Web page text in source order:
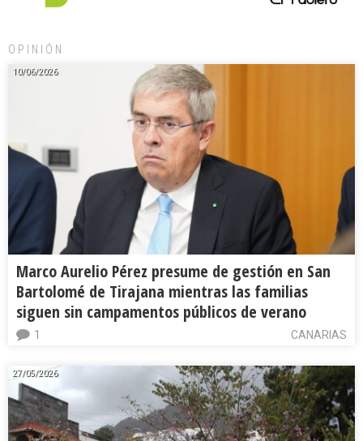
OPINIÓN
10/06/2026
Marco Aurelio Pérez presume de gestión en San
Bartolomé de Tirajana mientras las familias
siguen sin campamentos públicos de verano
CANARIAS
1
27/05/2026